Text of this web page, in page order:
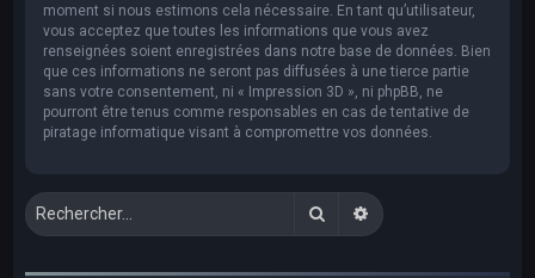
moment si nous estimons cela nécessaire. En tant qu’utilisateur,
vous acceptez que toutes les informations que vous avez
renseignées soient enregistrées dans notre base de données. Bien
que ces informations ne seront pas diffusées à une tierce partie
sans votre consentement, ni « Impression 3D », ni phpBB, ne
pourront être tenus comme responsables en cas de tentative de
piratage informatique visant à compromettre vos données.
RechercherRecherche avancée